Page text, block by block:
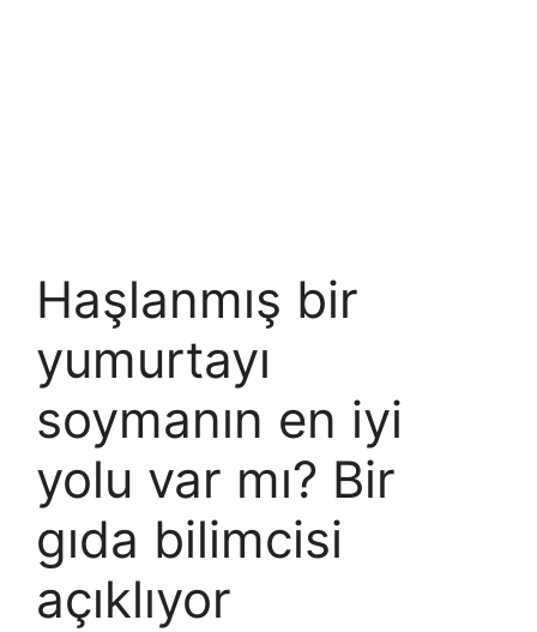
Haşlanmış bir
yumurtayı
soymanın en iyi
yolu var mı? Bir
gıda bilimcisi
açıklıyor